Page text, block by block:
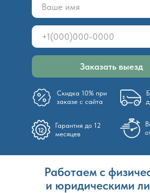
Заказать выезд
Гарантия до 12
месяцев
Скидка 10% при
заказе с сайта
Работаем с
и юридическими